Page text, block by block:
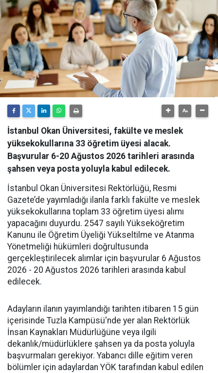
İstanbul Okan Üniversitesi, fakülte ve meslek
yüksekokullarına 33 öğretim üyesi alacak.
Başvurular 6-20 Ağustos 2026 tarihleri arasında
şahsen veya posta yoluyla kabul edilecek.
İstanbul Okan Üniversitesi Rektörlüğü, Resmi
Gazete’de yayımladığı ilanla farklı fakülte ve meslek
yüksekokullarına toplam 33 öğretim üyesi alımı
yapacağını duyurdu. 2547 sayılı Yükseköğretim
Kanunu ile Öğretim Üyeliği Yükseltilme ve Atanma
Yönetmeliği hükümleri doğrultusunda
gerçekleştirilecek alımlar için başvurular 6 Ağustos
2026 - 20 Ağustos 2026 tarihleri arasında kabul
edilecek.
Adayların ilanın yayımlandığı tarihten itibaren 15 gün
içerisinde Tuzla Kampüsü'nde yer alan Rektörlük
İnsan Kaynakları Müdürlüğüne veya ilgili
dekanlık/müdürlüklere şahsen ya da posta yoluyla
başvurmaları gerekiyor. Yabancı dille eğitim veren
bölümler için adaylardan YÖK tarafından kabul edilen